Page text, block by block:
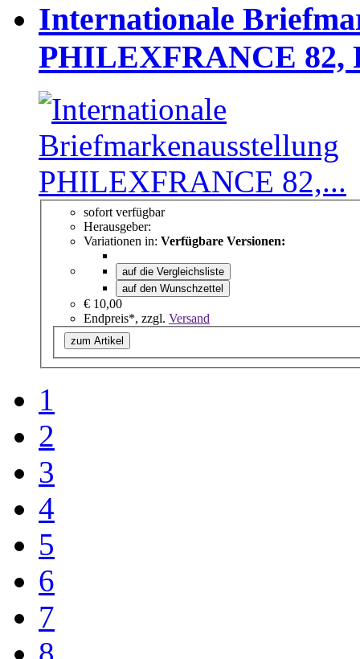
Internationale
PHILEXFRANCE 82,
sofort verfügbar
Herausgeber:
Variationen in: Verfügbare Versionen:
auf die Vergleichsliste
auf den Wunschzettel
€ 10,00
Endpreis*, zzgl. Versand
zum Artikel
1
2
3
4
5
6
7